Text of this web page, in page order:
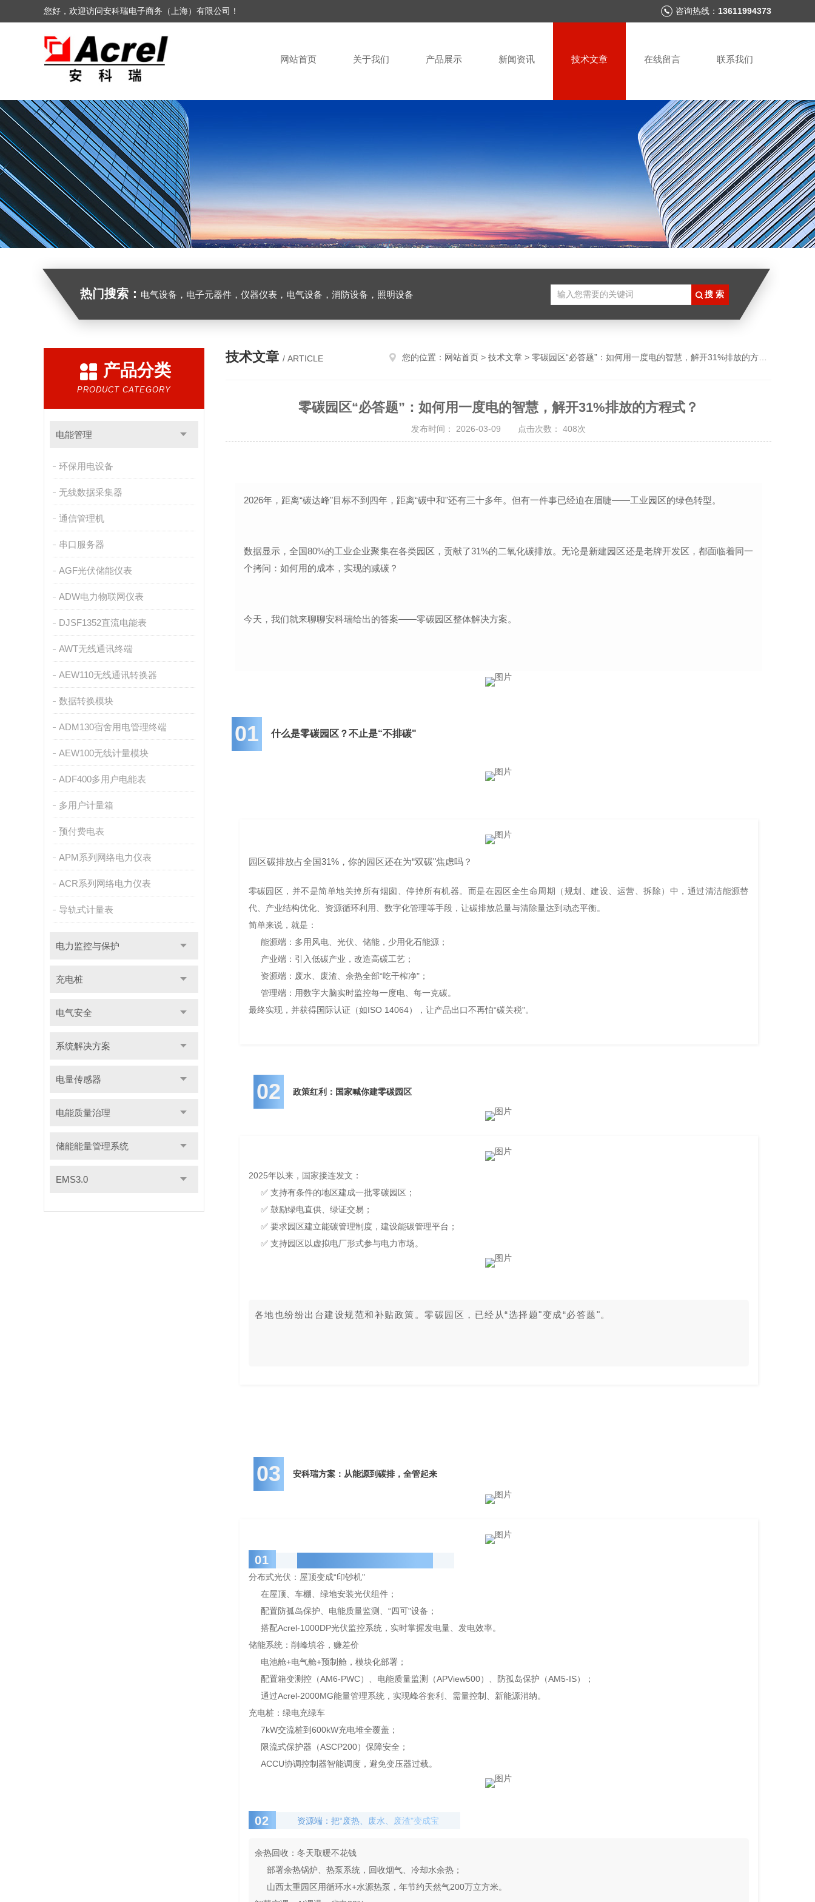
您好，欢迎访问安科瑞电子商务（上海）有限公司！ 咨询热线： 13611994373
网站首页 关于我们 产品展示 新闻资讯 技术文章 在线留言 联系我们
热门搜索： 电气设备，电子元器件，仪器仪表，电气设备，消防设备，照明设备
产品分类
PRODUCT CATEGORY
电能管理
环保用电设备
无线数据采集器
通信管理机
串口服务器
AGF光伏储能仪表
ADW电力物联网仪表
DJSF1352直流电能表
AWT无线通讯终端
AEW110无线通讯转换器
数据转换模块
ADM130宿舍用电管理终端
AEW100无线计量模块
ADF400多用户电能表
多用户计量箱
预付费电表
APM系列网络电力仪表
ACR系列网络电力仪表
导轨式计量表
电力监控与保护
充电桩
电气安全
系统解决方案
电量传感器
电能质量治理
储能能量管理系统
EMS3.0
技术文章 / ARTICLE 您的位置： 网站首页 > 技术文章 > 零碳园区“必答题”：如何用一度电的智慧，解开31%排放的方程式？
零碳园区“必答题”：如何用一度电的智慧，解开31%排放的方程式？
发布时间： 2026-03-09 点击次数： 408次
2026年，距离“碳达峰"目标不到四年，距离“碳中和"还有三十多年。但有一件事已经迫在眉睫——工业园区的绿色转型。
数据显示，全国80%的工业企业聚集在各类园区，贡献了31%的二氧化碳排放。无论是新建园区还是老牌开发区，都面临着同一
个拷问：如何用的成本，实现的减碳？
今天，我们就来聊聊安科瑞给出的答案——零碳园区整体解决方案。
01 什么是零碳园区？不止是“不排碳"
园区碳排放占全国31%，你的园区还在为“双碳"焦虑吗？
零碳园区，并不是简单地关掉所有烟囱、停掉所有机器。而是在园区全生命周期（规划、建设、运营、拆除）中，通过清洁能源替
代、产业结构优化、资源循环利用、数字化管理等手段，让碳排放总量与清除量达到动态平衡。
简单来说，就是：
能源端：多用风电、光伏、储能，少用化石能源；
产业端：引入低碳产业，改造高碳工艺；
资源端：废水、废渣、余热全部“吃干榨净"；
管理端：用数字大脑实时监控每一度电、每一克碳。
最终实现，并获得国际认证（如ISO 14064），让产品出口不再怕“碳关税"。
02 政策红利：国家喊你建零碳园区
2025年以来，国家接连发文：
✅ 支持有条件的地区建成一批零碳园区；
✅ 鼓励绿电直供、绿证交易；
✅ 要求园区建立能碳管理制度，建设能碳管理平台；
✅ 支持园区以虚拟电厂形式参与电力市场。
各地也纷纷出台建设规范和补贴政策。零碳园区，已经从“选择题"变成“必答题"。
03 安科瑞方案：从能源到碳排，全管起来
01
分布式光伏：屋顶变成“印钞机"
在屋顶、车棚、绿地安装光伏组件；
配置防孤岛保护、电能质量监测、“四可"设备；
搭配Acrel-1000DP光伏监控系统，实时掌握发电量、发电效率。
储能系统：削峰填谷，赚差价
电池舱+电气舱+预制舱，模块化部署；
配置箱变测控（AM6-PWC）、电能质量监测（APView500）、防孤岛保护（AM5-IS）；
通过Acrel-2000MG能量管理系统，实现峰谷套利、需量控制、新能源消纳。
充电桩：绿电充绿车
7kW交流桩到600kW充电堆全覆盖；
限流式保护器 （ASCP200）保障安全；
ACCU协调控制器智能调度，避免变压器过载。
02 资源端：把“废热、废水、废渣"变成宝
余热回收：冬天取暖不花钱
部署余热锅炉、热泵系统，回收烟气、冷却水余热；
山西太重园区用循环水+水源热泵，年节约天然气200万立方米。